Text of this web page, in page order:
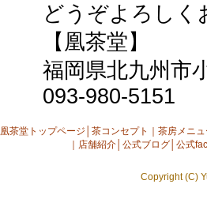
どうぞよろしく
【凰茶堂】
福岡県北九州市
093-980-5151
凰茶堂トップページ 茶コンセプト
茶房メニ
店舗紹介 公式ブログ 公式
Copyright (C)